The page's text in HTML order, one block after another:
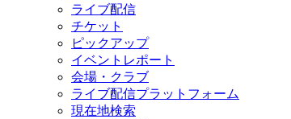
ライブ配信
チケット
ピックアップ
イベントレポート
会場・クラブ
ライブ配信プラットフォーム
現在地検索